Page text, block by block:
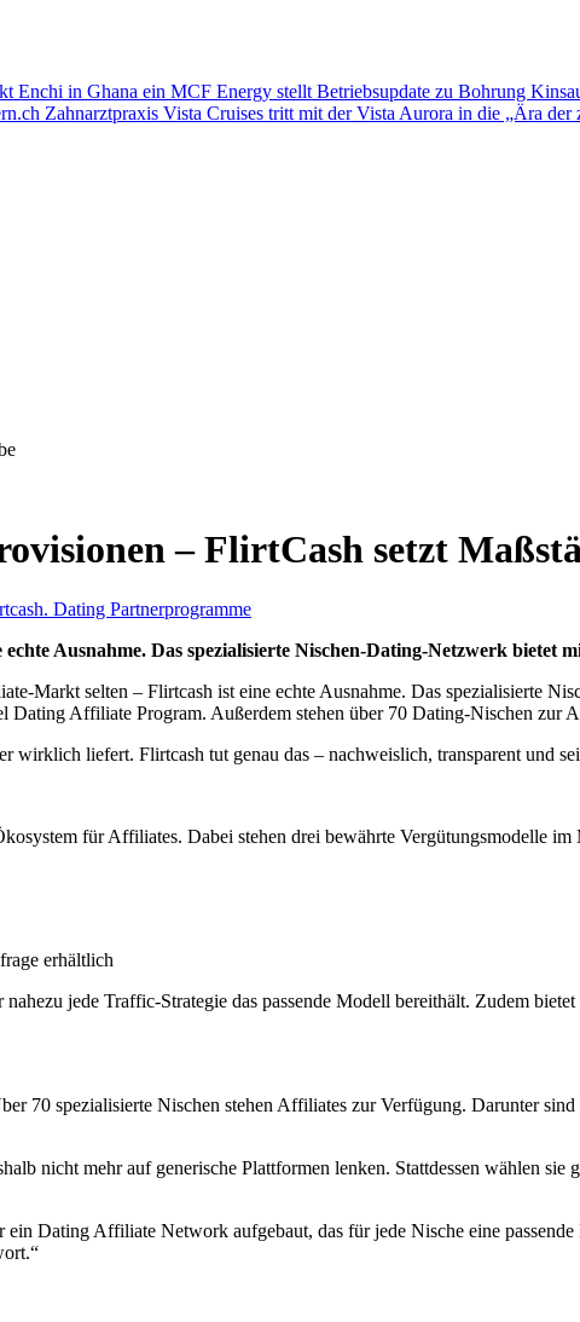
Enchi in Ghana ein MCF Energy stellt Betriebsupdate zu Bohrung
Zahnarztpraxis Vista Cruises tritt mit der Vista Aurora in die „Ära der
– FlirtCash setzt
Dating Partnerprogramme
Ausnahme. Das spezialisierte Nischen-Dating-Netzwerk bietet
Markt selten – Flirtcash ist eine echte Ausnahme. Das spezialisierte
Affiliate Program. Außerdem stehen über 70 Dating-Nischen zur
liefert. Flirtcash tut genau das – nachweislich, transparent und
für Affiliates. Dabei stehen drei bewährte Vergütungsmodelle
erhältlich
jede Traffic-Strategie das passende Modell bereithält. Zudem
70 spezialisierte Nischen stehen Affiliates zur Verfügung. Darunter
nicht mehr auf generische Plattformen lenken. Stattdessen wählen sie
Dating Affiliate Network aufgebaut, das für jede Nische eine